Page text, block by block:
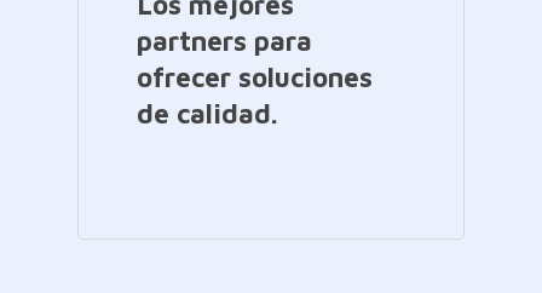
partners para
ofrecer soluciones
de calidad.